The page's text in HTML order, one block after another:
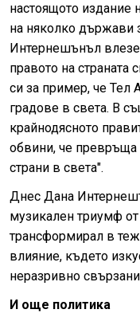
настоящото издание
на няколко държави
Интернешънъл
правото на страната
си за пример, че Тел
градове в света. В
крайнодясното
обвини, че превръща
страни в света".
Днес Дана
музикален триумф
трансформирал в
влияние, където
неразривно
И още политика